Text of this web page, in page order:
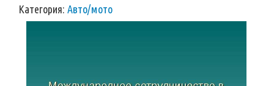
Категория: Авто/мото